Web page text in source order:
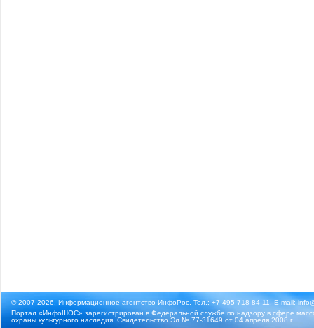
© 2007-2026, Информационное агентство ИнфоРос. Тел.: +7 495 718-84-11, E-mail:
Портал «ИнфоШОС» зарегистрирован в Федеральной службе по надзору в сфере
охраны культурного наследия. Свидетельство Эл № 77-31649 от 04 апреля 2008 г.